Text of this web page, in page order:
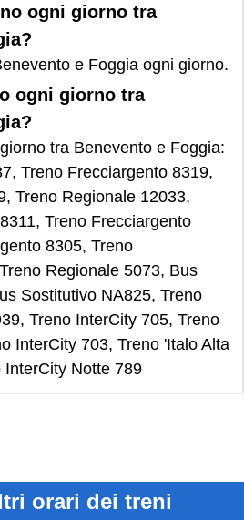
ogni giorno tra
e Foggia ogni giorno.
ogni giorno tra
tra Benevento e Foggia:
Treno Frecciargento 8319,
Treno Regionale 12033,
Treno Frecciargento
8305, Treno
Regionale 5073, Bus
Sostitutivo NA825, Treno
Treno InterCity 705, Treno
InterCity 703, Treno 'Italo Alta
InterCity Notte 789
orari dei treni